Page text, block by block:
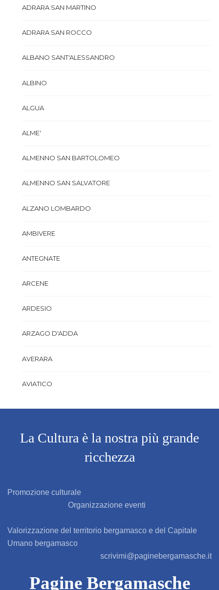
ADRARA SAN MARTINO
ADRARA SAN ROCCO
ALBANO SANT'ALESSANDRO
ALBINO
ALGUA
ALME'
ALMENNO SAN BARTOLOMEO
ALMENNO SAN SALVATORE
ALZANO LOMBARDO
AMBIVERE
ANTEGNATE
ARCENE
ARDESIO
ARZAGO D'ADDA
AVERARA
AVIATICO
AZZANO SAN PAOLO
AZZONE
BARIANO
BEDULITA
La Cultura è la nostra più grande
ricchezza
Promozione culturale
Organizzazione eventi
Valorizzazione del territorio bergamasco e del Capitale
Umano bergamasco
scrivimi@paginebergamasche.it
Pagine Bergamasche